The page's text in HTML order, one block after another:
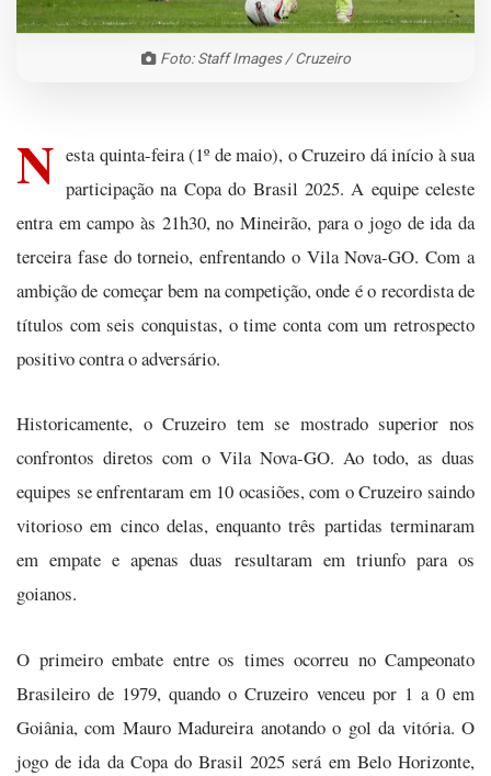
Foto: Staff Images / Cruzeiro
N esta quinta-feira (1º de maio), o Cruzeiro dá início à sua
participação na Copa do Brasil 2025. A equipe celeste
entra em campo às 21h30, no Mineirão, para o jogo de ida da
terceira fase do torneio, enfrentando o Vila Nova-GO. Com a
ambição de começar bem na competição, onde é o recordista de
títulos com seis conquistas, o time conta com um retrospecto
positivo contra o adversário.
Historicamente, o Cruzeiro tem se mostrado superior nos
confrontos diretos com o Vila Nova-GO. Ao todo, as duas
equipes se enfrentaram em 10 ocasiões, com o Cruzeiro saindo
vitorioso em cinco delas, enquanto três partidas terminaram
em empate e apenas duas resultaram em triunfo para os
goianos.
O primeiro embate entre os times ocorreu no Campeonato
Brasileiro de 1979, quando o Cruzeiro venceu por 1 a 0 em
Goiânia, com Mauro Madureira anotando o gol da vitória. O
jogo de ida da Copa do Brasil 2025 será em Belo Horizonte,